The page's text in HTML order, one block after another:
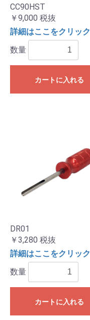
CC90HST
￥9,000 税抜
詳細はここをクリック
数量
カートに入れる
DR01
￥3,280 税抜
詳細はここをクリック
数量
カートに入れる